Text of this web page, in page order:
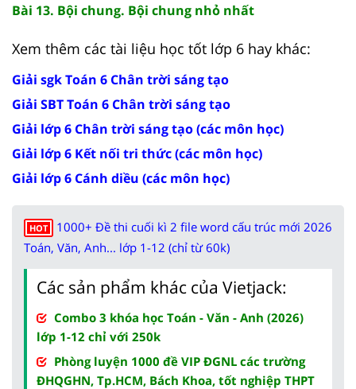
Bài 13. Bội chung. Bội chung nhỏ nhất
Xem thêm các tài liệu học tốt lớp 6 hay khác:
Giải sgk Toán 6 Chân trời sáng tạo
Giải SBT Toán 6 Chân trời sáng tạo
Giải lớp 6 Chân trời sáng tạo (các môn học)
Giải lớp 6 Kết nối tri thức (các môn học)
Giải lớp 6 Cánh diều (các môn học)
HOT
1000+ Đề thi cuối kì 2 file word cấu trúc mới 2026
Toán, Văn, Anh... lớp 1-12 (chỉ từ 60k)
Các sản phẩm khác của Vietjack:
Combo 3 khóa học Toán - Văn - Anh (2026)
lớp 1-12 chỉ với 250k
Phòng luyện 1000 đề VIP ĐGNL các trường
ĐHQGHN, Tp.HCM, Bách Khoa, tốt nghiệp THPT